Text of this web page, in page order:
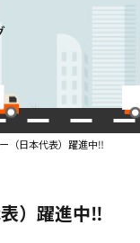
（日本代表）躍進中‼
）躍進中‼